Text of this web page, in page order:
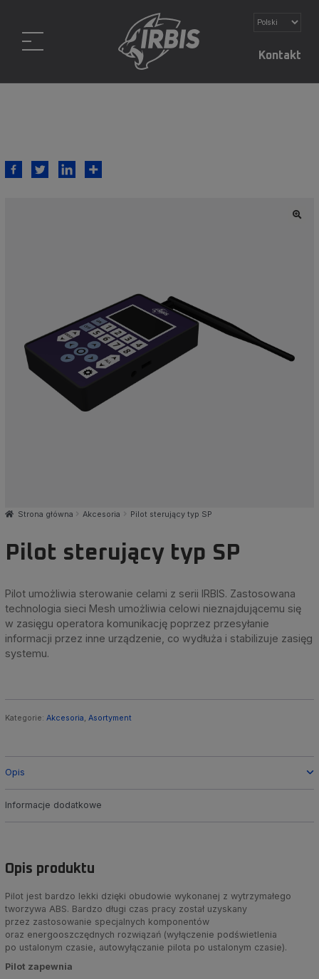
Kontakt
Strona główna Akcesoria Pilot sterujący typ SP
Pilot sterujący typ SP
Pilot umożliwia sterowanie celami z serii IRBIS. Zastosowana
technologia sieci Mesh umożliwia celowi nieznajdującemu się
w zasięgu operatora komunikację poprzez przesyłanie
informacji przez inne urządzenie, co wydłuża i stabilizuje zasięg
systemu.
Kategorie: Akcesoria Asortyment
Opis
Informacje dodatkowe
Opis produktu
Pilot jest bardzo lekki dzięki obudowie wykonanej z wytrzymałego
tworzywa ABS. Bardzo długi czas pracy został uzyskany
przez zastosowanie specjalnych komponentów
oraz energooszczędnych rozwiązań (wyłączenie podświetlenia
po ustalonym czasie, autowyłączanie pilota po ustalonym czasie).
Pilot zapewnia